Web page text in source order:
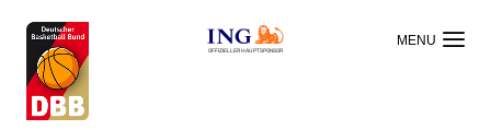
OFFIZIELLER HAUPTSPONSOR